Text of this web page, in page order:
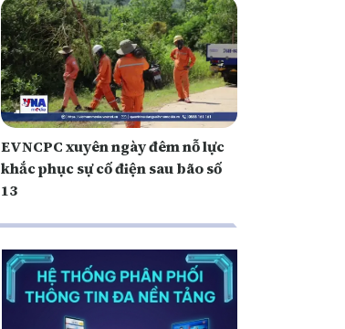
EVNCPC xuyên ngày đêm nỗ lực
khắc phục sự cố điện sau bão số
13